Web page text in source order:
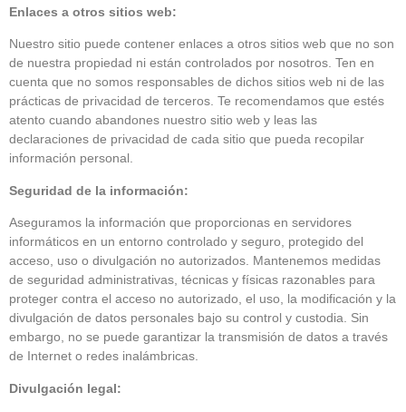
Enlaces a otros sitios web:
Nuestro sitio puede contener enlaces a otros sitios web que no son
de nuestra propiedad ni están controlados por nosotros. Ten en
cuenta que no somos responsables de dichos sitios web ni de las
prácticas de privacidad de terceros. Te recomendamos que estés
atento cuando abandones nuestro sitio web y leas las
declaraciones de privacidad de cada sitio que pueda recopilar
información personal.
Seguridad de la información:
Aseguramos la información que proporcionas en servidores
informáticos en un entorno controlado y seguro, protegido del
acceso, uso o divulgación no autorizados. Mantenemos medidas
de seguridad administrativas, técnicas y físicas razonables para
proteger contra el acceso no autorizado, el uso, la modificación y la
divulgación de datos personales bajo su control y custodia. Sin
embargo, no se puede garantizar la transmisión de datos a través
de Internet o redes inalámbricas.
Divulgación legal: